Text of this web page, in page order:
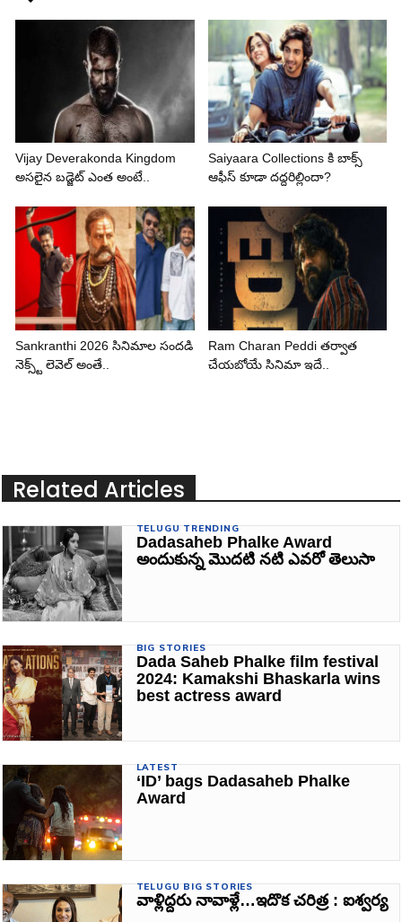
Vijay Deverakonda Kingdom
అసలైన బడ్జెట్ ఎంత అంటే..
Saiyaara Collections కి బాక్స్
ఆఫీస్ కూడా దద్దరిల్లిందా?
Sankranthi 2026 సినిమాల సందడి
నెక్స్ట్ లెవెల్ అంతే..
Ram Charan Peddi తర్వాత
చేయబోయే సినిమా ఇదే..
Related Articles
TELUGU TRENDING
Dadasaheb Phalke Award
అందుకున్న మొదటి నటి ఎవరో తెలుసా
BIG STORIES
Dada Saheb Phalke film festival
2024: Kamakshi Bhaskarla wins
best actress award
LATEST
‘ID’ bags Dadasaheb Phalke
Award
TELUGU BIG STORIES
వాళ్లిద్దరు నావాళ్లే…ఇదొక చరిత్ర : ఐశ్వర్య